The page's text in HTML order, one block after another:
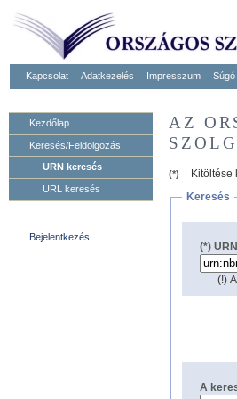
Kapcsolat Adatkezelés Impresszum Súgó
Kezdőlap
Keresés/Feldolgozás
URN keresés
URL keresés
Bejelentkezés
AZ
(*)
Kitöltése
Keresés
(*)
(!)
A